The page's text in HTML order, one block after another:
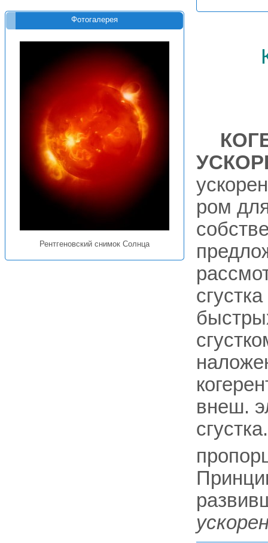
Фотогалерея
Рентгеновский снимок Солнца
ром
внеш.